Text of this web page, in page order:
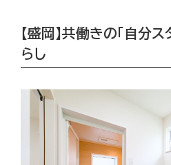
【盛岡】共働きの「自分
らし